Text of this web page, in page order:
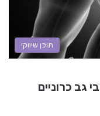
תוכן שיווקי
גב כרוניים